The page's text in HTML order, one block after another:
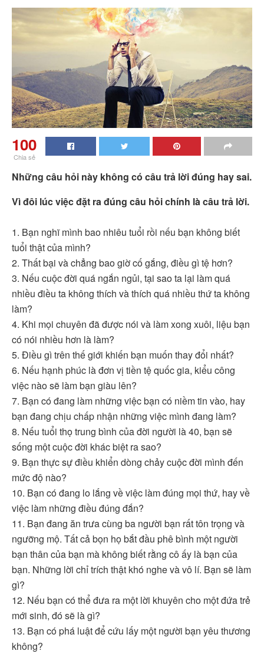
100
Chia sẻ
Những câu hỏi này không có câu trả lời đúng hay sai.
Vì đôi lúc việc đặt ra đúng câu hỏi chính là câu trả lời.
1. Bạn nghĩ mình bao nhiêu tuổi rồi nếu bạn không biết
tuổi thật của mình?
2. Thất bại và chẳng bao giờ cố gắng, điều gì tệ hơn?
3. Nếu cuộc đời quá ngắn ngủi, tại sao ta lại làm quá
nhiều điều ta không thích và thích quá nhiều thứ ta không
làm?
4. Khi mọi chuyên đã được nói và làm xong xuôi, liệu bạn
có nói nhiều hơn là làm?
5. Điều gì trên thế giới khiến bạn muốn thay đổi nhất?
6. Nếu hạnh phúc là đơn vị tiền tệ quốc gia, kiểu công
việc nào sẽ làm bạn giàu lên?
7. Bạn có đang làm những việc bạn có niềm tin vào, hay
bạn đang chịu chấp nhận những việc mình đang làm?
8. Nếu tuổi thọ trung bình của đời người là 40, bạn sẽ
sống một cuộc đời khác biệt ra sao?
9. Bạn thực sự điều khiển dòng chảy cuộc đời mình đến
mức độ nào?
10. Bạn có đang lo lắng về việc làm đúng mọi thứ, hay về
việc làm những điều đúng đắn?
11. Bạn đang ăn trưa cùng ba người bạn rất tôn trọng và
ngưỡng mộ. Tất cả bọn họ bắt đầu phê bình một người
bạn thân của bạn mà không biết rằng cô ấy là bạn của
bạn. Những lời chỉ trích thật khó nghe và vô lí. Bạn sẽ làm
gì?
12. Nếu bạn có thể đưa ra một lời khuyên cho một đứa trẻ
mới sinh, đó sẽ là gì?
13. Bạn có phá luật để cứu lấy một người bạn yêu thương
không?